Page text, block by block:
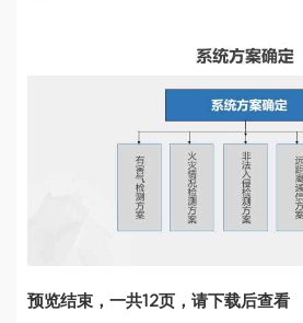
预览结束，一共12页，请下载后查看